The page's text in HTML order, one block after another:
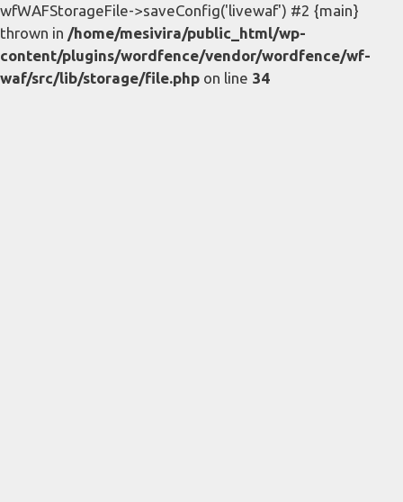
wfWAFStorageFile->saveConfig('livewaf') #2 {main}
thrown in /home/mesivira/public_html/wp-
content/plugins/wordfence/vendor/wordfence/wf-
waf/src/lib/storage/file.php on line 34